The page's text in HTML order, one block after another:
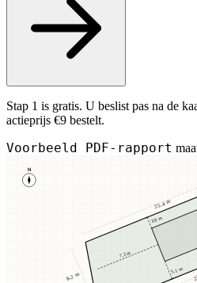
Stap 1 is gratis. U beslist pas na de
actieprijs €9 bestelt.
Voorbeeld PDF-rapport
N
3,8 m
5,1 m
7,2 m
25,4 m
8,2 m